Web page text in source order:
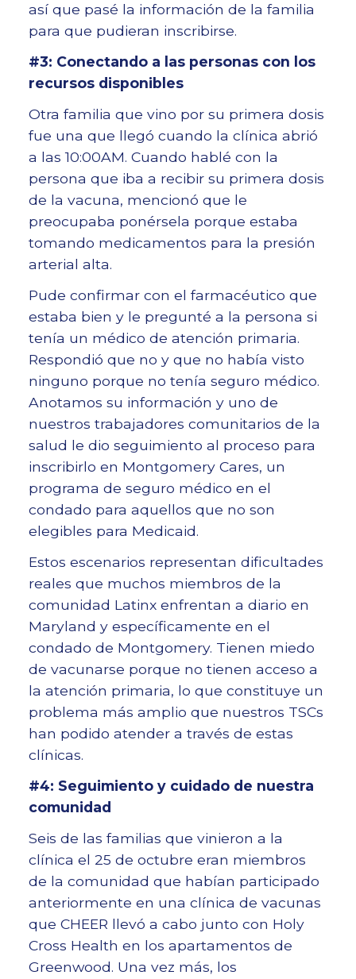
así que pasé la información de la familia
para que pudieran inscribirse.
#3: Conectando a las personas con los
recursos disponibles
Otra familia que vino por su primera dosis
fue una que llegó cuando la clínica abrió
a las 10:00AM. Cuando hablé con la
persona que iba a recibir su primera dosis
de la vacuna, mencionó que le
preocupaba ponérsela porque estaba
tomando medicamentos para la presión
arterial alta.
Pude confirmar con el farmacéutico que
estaba bien y le pregunté a la persona si
tenía un médico de atención primaria.
Respondió que no y que no había visto
ninguno porque no tenía seguro médico.
Anotamos su información y uno de
nuestros trabajadores comunitarios de la
salud le dio seguimiento al proceso para
inscribirlo en Montgomery Cares, un
programa de seguro médico en el
condado para aquellos que no son
elegibles para Medicaid.
Estos escenarios representan dificultades
reales que muchos miembros de la
comunidad Latinx enfrentan a diario en
Maryland y específicamente en el
condado de Montgomery. Tienen miedo
de vacunarse porque no tienen acceso a
la atención primaria, lo que constituye un
problema más amplio que nuestros TSCs
han podido atender a través de estas
clínicas.
#4: Seguimiento y cuidado de nuestra
comunidad
Seis de las familias que vinieron a la
clínica el 25 de octubre eran miembros
de la comunidad que habían participado
anteriormente en una clínica de vacunas
que CHEER llevó a cabo junto con Holy
Cross Health en los apartamentos de
Greenwood. Una vez más, los